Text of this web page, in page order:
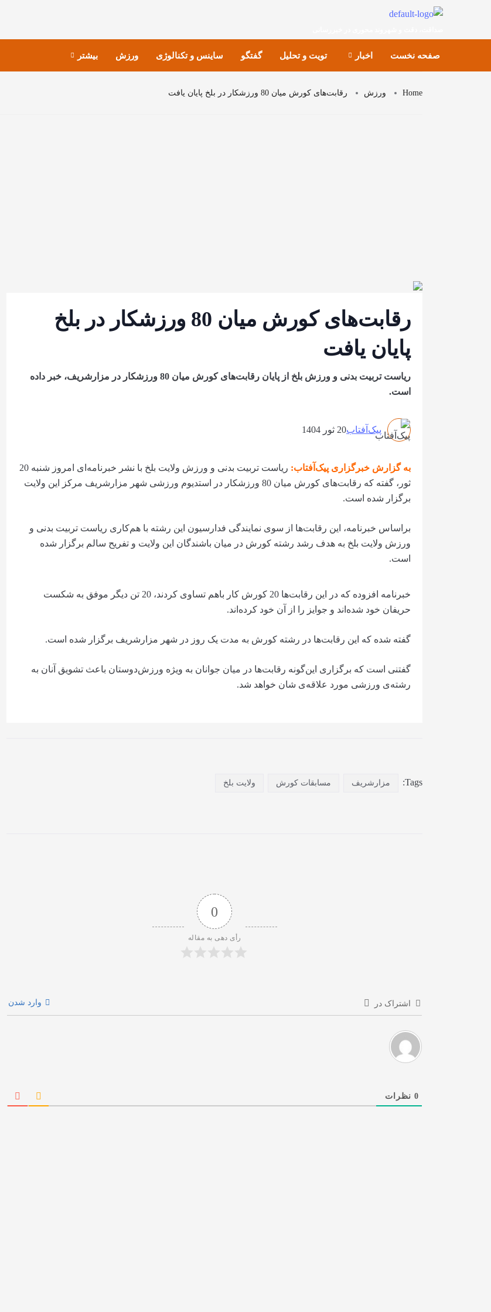
صفحه نخست اخبار تویت و تحلیل گفتگو ساینس و تکنالوژی ورزش بیشتر
Home ورزش رقابت‌های کورش میان 80 ورزشکار در بلخ پایان یافت
رقابت‌های کورش میان 80 ورزشکار در بلخ
پایان یافت
ریاست تربیت بدنی و ورزش بلخ از پایان رقابت‌های کورش میان 80 ورزشکار در مزارشریف، خبر داده
است.
پیک‌آفتاب20 ثور 1404
به گزارش خبرگزاری پیک‌آفتاب:
ریاست تربیت بدنی و ورزش ولایت بلخ با نشر خبرنامه‌ای امروز شنبه 20
ثور، گفته که رقابت‌های کورش میان 80 ورزشکار در استدیوم ورزشی شهر مزارشریف مرکز این ولایت
برگزار شده است.
براساس خبرنامه، این رقابت‌ها از سوی نمایندگی فدارسیون این رشته با هم‌کاری ریاست تربیت بدنی و
ورزش ولایت بلخ به هدف رشد رشته کورش در میان باشندگان این ولایت و تفریح‌ سالم برگزار شده
است.
خبرنامه افزوده که در این رقابت‌ها 20 کورش کار باهم تساوی کردند، 20 تن دیگر موفق به شکست
حریفان خود شده‌اند و جوایز را از آن خود کرده‌اند.
گفته شده که این رقابت‌ها در رشته کورش به مدت یک روز در شهر مزارشریف برگزار شده است.
گفتنی است که برگزاری این‌گونه رقابت‌ها در میان جوانان به ویژه ورزش‌دوستان باعث تشویق آنان به
رشته‌ی ورزشی مورد علاقه‌ی شان خواهد شد.
Tags: مزارشریف مسابقات کورش ولایت بلخ
0
رأی دهی به مقاله
اشتراک در وارد شدن
0 نظرات